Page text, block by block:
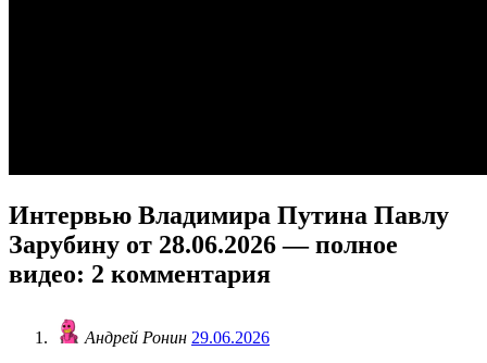
Интервью Владимира Путина Павлу
Зарубину от 28.06.2026 — полное
видео: 2 комментария
Андрей Ронин 29.06.2026